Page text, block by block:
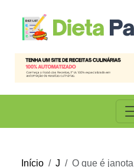
Início J O que é janota